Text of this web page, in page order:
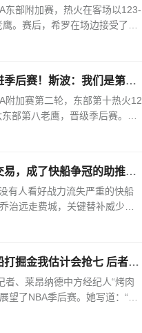
热火文化
东部附加赛，热火在客场以123-
。赛后，希罗在场边接受了记
“整个赛季都体现了热火的文
季后赛！斯波：我们是第一
有何不可？
附加赛第二轮，东部第十热火12
部第八老鹰，晋级季后赛。由
在季后赛中对阵排名东部第一的
易，成了快船争冠的助推
有人看好战力流失严重的快船
治远走费城，关键替补威少转
季还要缺少养伤的伦纳德......这
打掘金我估计会抢七 后者得
来保饭碗
者、莱昂纳德中方经纪人“烤肉
望了NBA季后赛。她写道：“快
会抢七，很多人说掘金这赛季不